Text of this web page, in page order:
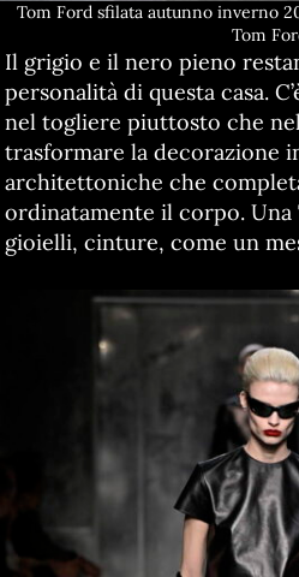
Tom Ford sfilata autunno inverno
Tom
Il grigio e il nero pieno
personalità di questa casa.
nel togliere piuttosto che
trasformare la decorazione
architettoniche che
ordinatamente il corpo.
gioielli, cinture, come un